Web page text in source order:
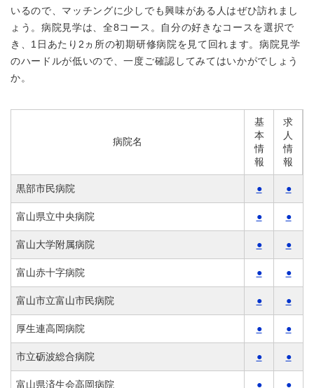
いるので、マッチングに少しでも興味がある人はぜひ訪れまし
ょう。病院見学は、全8コース。自分の好きなコースを選択で
き、1日あたり2ヵ所の初期研修病院を見て回れます。病院見学
のハードルが低いので、一度ご確認してみてはいかがでしょう
か。
病院名
基
本
情
報
求
人
情
報
黒部市民病院 ● ●
富山県立中央病院 ● ●
富山大学附属病院 ● ●
富山赤十字病院 ● ●
富山市立富山市民病院 ● ●
厚生連高岡病院 ● ●
市立砺波総合病院 ● ●
富山県済生会高岡病院 ● ●